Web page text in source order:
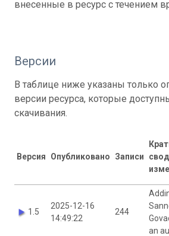
внесенные в ресурс с течением
Версии
В таблице ниже указаны только
версии ресурса, которые
скачивания.
Версия Опубликовано Записи
1.5
2025-12-16
14:49:22
244
an